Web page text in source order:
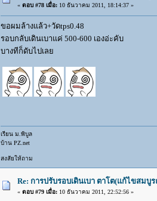
« ตอบ #78 เมื่อ:10 ธันวาคม 2011, 18:14:37 »
ขอผมล้างแล้ว+วัดtps0.48
รอบกลับเดินเบาแค่ 500-600 เองอ่ะคับ
บางทีก็ดับไปเลย
เรียน ม.พิบูล
บ้าน PZ.net
สงสัยให้ถาม
Re: การปรับรอบเดินเบา ตาโต(แก้ไขสม
« ตอบ #79 เมื่อ:10 ธันวาคม 2011, 22:52:56 »